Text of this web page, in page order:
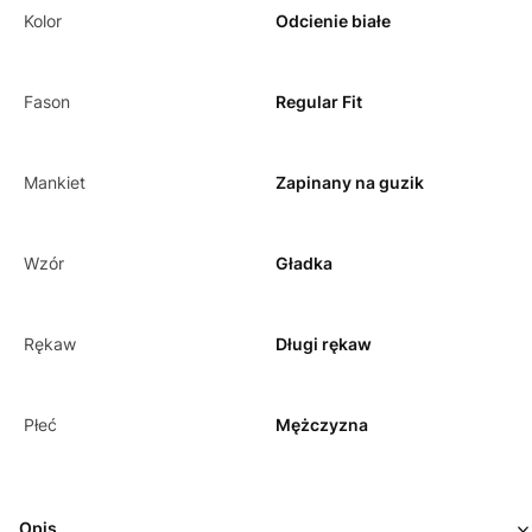
Kolor Odcienie białe
Fason Regular Fit
Mankiet Zapinany na guzik
Wzór Gładka
Rękaw Długi rękaw
Płeć Mężczyzna
Opis